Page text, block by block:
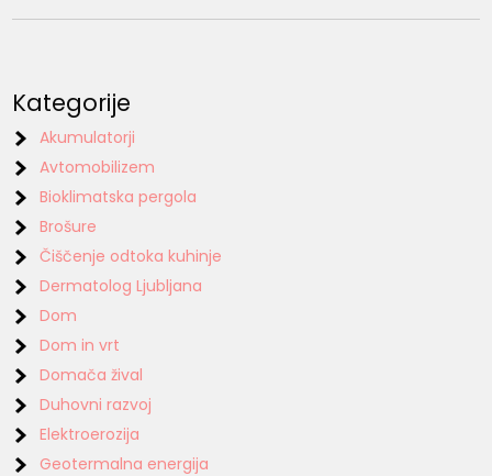
Kategorije
Akumulatorji
Avtomobilizem
Bioklimatska pergola
Brošure
Čiščenje odtoka kuhinje
Dermatolog Ljubljana
Dom
Dom in vrt
Domača žival
Duhovni razvoj
Elektroerozija
Geotermalna energija